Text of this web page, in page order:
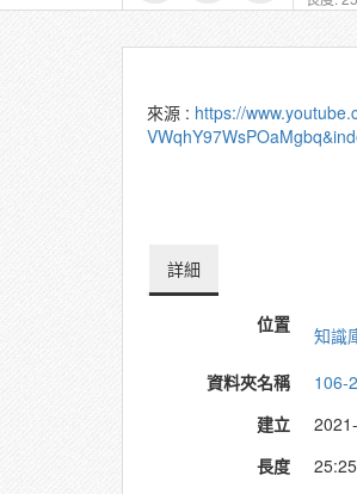
來源 : https://
詳細
位置 知識
資料夾名稱
106-
建立
長度
25:25